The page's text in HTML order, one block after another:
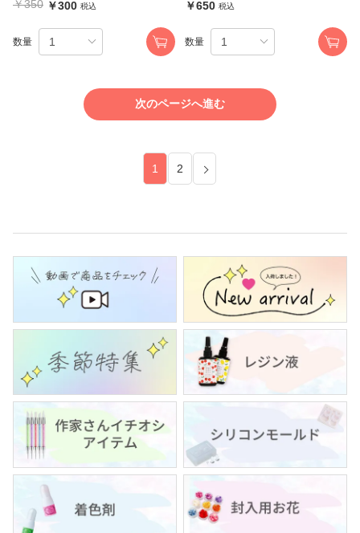
￥350 ￥300 税込
数量
￥650 税込
数量
次のページへ進む
1 2